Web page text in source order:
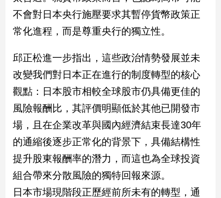
運
寵
Pet
影
音
專
區
合
作
媒
不會對日本央行施壓要求其暫停貨幣政策正
常化進程，而是尊重央行的獨立性。
邱正松進一步指出，這些政治情勢發展並未
改變我們對日本正在進行的制度轉型的核心
觀點：日本股市相較全球股市仍具備更佳的
風險報酬比，其評價明顯低於其他已開發市
場，且在企業改革與國內經濟結束長達30年
的通縮後逐步正常化的背景下，具備結構性
提升股東報酬率的潛力，而這也為全球投資
組合帶來分散風險的獨特回報來源。
日本市場現階段正歷經前所未有的轉型，通